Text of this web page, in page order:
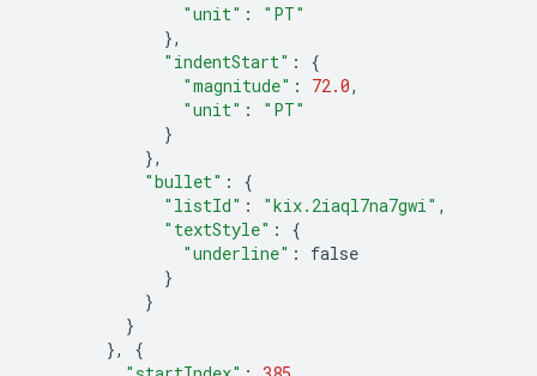
"unit" :
"PT"
},
"indentStart" :
{
"magnitude" : 72.0,
"unit" :
"PT"
}
},
"bullet" :
{
"listId" : "kix.2iaql7na7gwi" ,
"textStyle" :
{
"underline" :
false
}
}
}
},
{